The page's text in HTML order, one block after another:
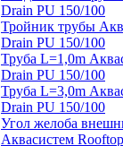
Drain PU 150/100
Тройник трубы
Drain PU 150/100
Труба L=1,0m
Drain PU 150/100
Труба L=3,0m
Drain PU 150/100
Угол желоба
Аквасистем